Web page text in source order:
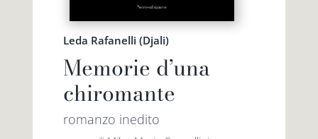
Leda Rafanelli (Djali)
Memorie d’una
chiromante
romanzo inedito